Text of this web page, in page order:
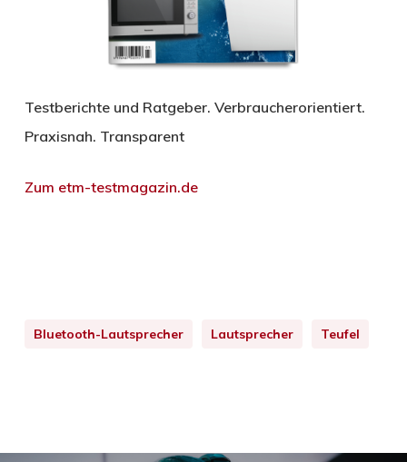
Testberichte und Ratgeber. Verbraucherorientiert.
Praxisnah. Transparent
Zum etm-testmagazin.de
Bluetooth-Lautsprecher Lautsprecher Teufel